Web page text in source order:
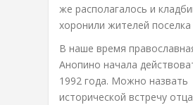
же располагалось и
хоронили жителей
В наше время
Анопино начала
1992 года. Можно назвать
исторической встречу